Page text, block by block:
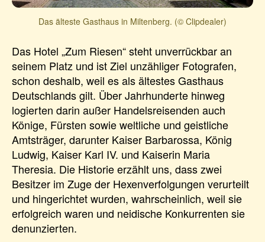
Das älteste Gasthaus in Miltenberg. (© Clipdealer)
Das Hotel „Zum Riesen“ steht unverrückbar an
seinem Platz und ist Ziel unzähliger Fotografen,
schon deshalb, weil es als ältestes Gasthaus
Deutschlands gilt. Über Jahrhunderte hinweg
logierten darin außer Handelsreisenden auch
Könige, Fürsten sowie weltliche und geistliche
Amtsträger, darunter Kaiser Barbarossa, König
Ludwig, Kaiser Karl IV. und Kaiserin Maria
Theresia. Die Historie erzählt uns, dass zwei
Besitzer im Zuge der Hexenverfolgungen verurteilt
und hingerichtet wurden, wahrscheinlich, weil sie
erfolgreich waren und neidische Konkurrenten sie
denunzierten.